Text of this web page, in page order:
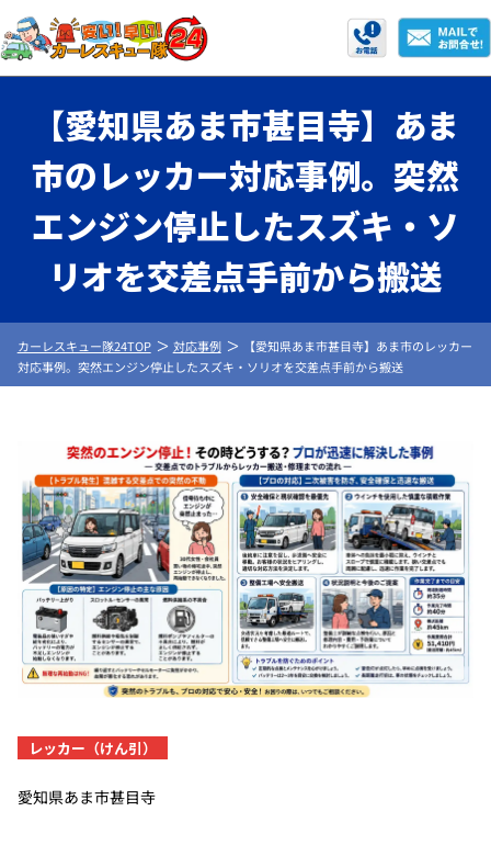
【愛知県あま市甚目寺】あま
市のレッカー対応事例。突然
エンジン停止したスズキ・ソ
リオを交差点手前から搬送
カーレスキュー隊24TOP 対応事例
【愛知県あま市甚目寺】あま市のレッカー
対応事例。突然エンジン停止したスズキ・ソリオを交差点手前から搬送
レッカー（けん引）
愛知県あま市甚目寺